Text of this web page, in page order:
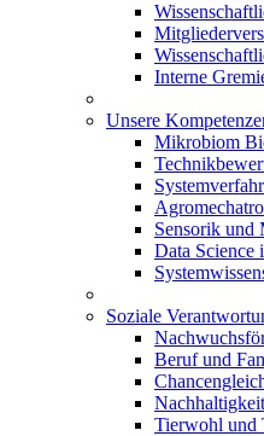
Interne
Unsere
Mikrobiom
Sensorik und
Data Science
Soziale
Beruf und
Nachhaltigkeit
Tierwohl und